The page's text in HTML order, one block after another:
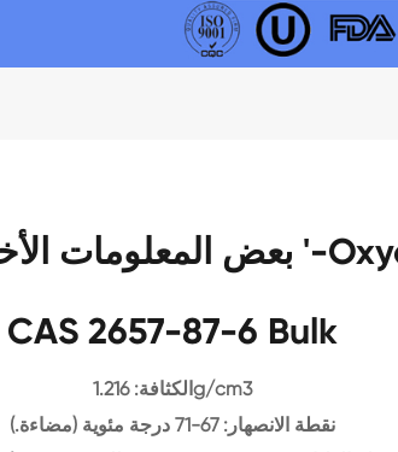
CAS 2657-87-6 Bulk
الكثافة: 1.216g/cm3
نقطة الانصهار: 67-71 درجة مئوية (مضاءة.)